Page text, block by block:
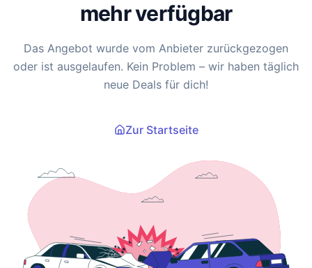
mehr verfügbar
Das Angebot wurde vom Anbieter zurückgezogen
oder ist ausgelaufen. Kein Problem – wir haben täglich
neue Deals für dich!
Zur Startseite